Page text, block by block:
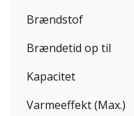
Brændstof
Brændetid op til
Kapacitet
Varmeeffekt (Max.)